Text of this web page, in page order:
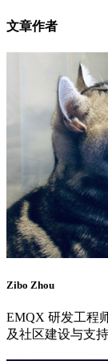
文章作者
Zibo Zhou
EMQX 研发工程
及社区建设与支持